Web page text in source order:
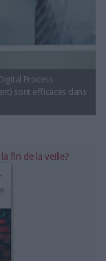
Process
sont efficaces dans
fin de la veille?